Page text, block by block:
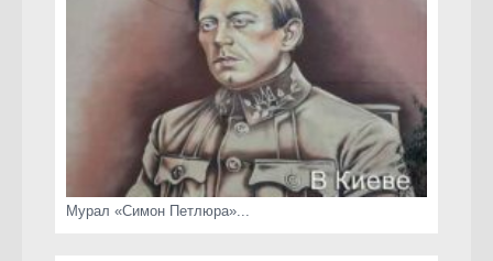
Мурал «Симон Петлюра»...